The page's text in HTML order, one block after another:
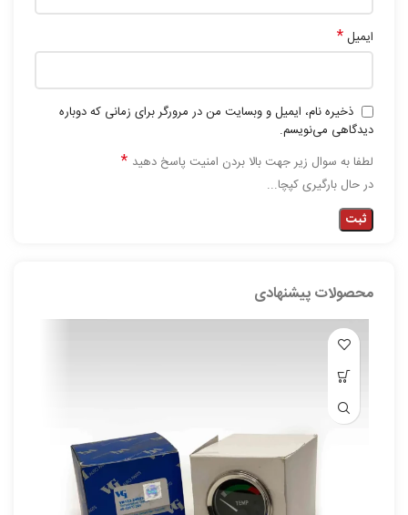
ایمیل*
ذخیره نام، ایمیل و وبسایت من در مرورگر برای زمانی که دوباره
دیدگاهی می‌نویسم.
لطفا به سوال زیر جهت بالا بردن امنیت پاسخ دهید *
در حال بارگیری کپچا...
محصولات پیشنهادی